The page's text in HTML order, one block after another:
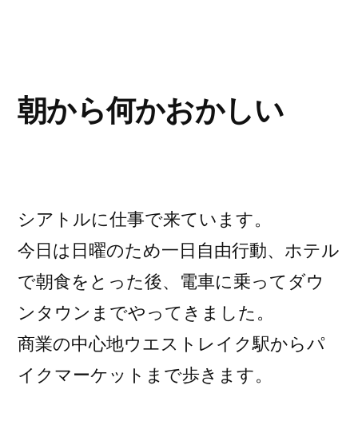
朝から何かおかしい
シアトルに仕事で来ています。
今日は日曜のため一日自由行動、ホテル
で朝食をとった後、電車に乗ってダウ
ンタウンまでやってきました。
商業の中心地ウエストレイク駅からパ
イクマーケットまで歩きます。